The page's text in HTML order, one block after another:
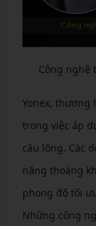
Công nghệ
Yonex, thương
trong việc áp
cầu lông. Các
năng thoáng
phong độ tối
Những công